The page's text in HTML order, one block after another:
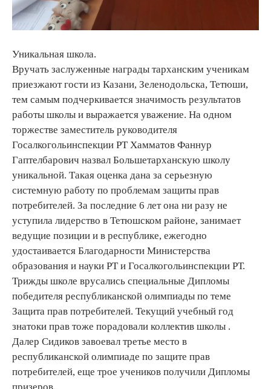
Уникальная школа.
Вручать заслуженные награды тарханским ученикам
приезжают гости из Казани, Зеленодольска, Тетюши,
тем самым подчеркивается значимость результатов
работы школы и выражается уважение. На одном
торжестве заместитель руководителя
Госалкогольинспекции РТ Хамматов Фаннур
Гаптелбарович назвал Большетарханскую школу
уникальной. Такая оценка дана за серьезную
системную работу по проблемам защиты прав
потребителей. За последние 6 лет она ни разу не
уступила лидерство в Тетюшском районе, занимает
ведущие позиции и в республике, ежегодно
удостаивается Благодарности Министерства
образования и науки РТ и Госалкогольинспекции РТ.
Трижды школе врусались специальные Дипломы
победителя республиканской олимпиады по теме
Защита прав потребителей. Текущий учебный год
знатоки прав тоже порадовали коллектив школы .
Далер Сидиков завоевал третье место в
республиканской олимпиаде по защите прав
потребителей, еще трое учеников получили Дипломы